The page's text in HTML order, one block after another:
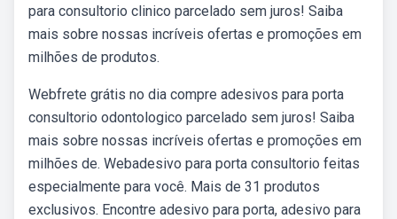
para consultorio clinico parcelado sem juros! Saiba
mais sobre nossas incríveis ofertas e promoções em
milhões de produtos.
Webfrete grátis no dia compre adesivos para porta
consultorio odontologico parcelado sem juros! Saiba
mais sobre nossas incríveis ofertas e promoções em
milhões de. Webadesivo para porta consultorio feitas
especialmente para você. Mais de 31 produtos
exclusivos. Encontre adesivo para porta, adesivo para